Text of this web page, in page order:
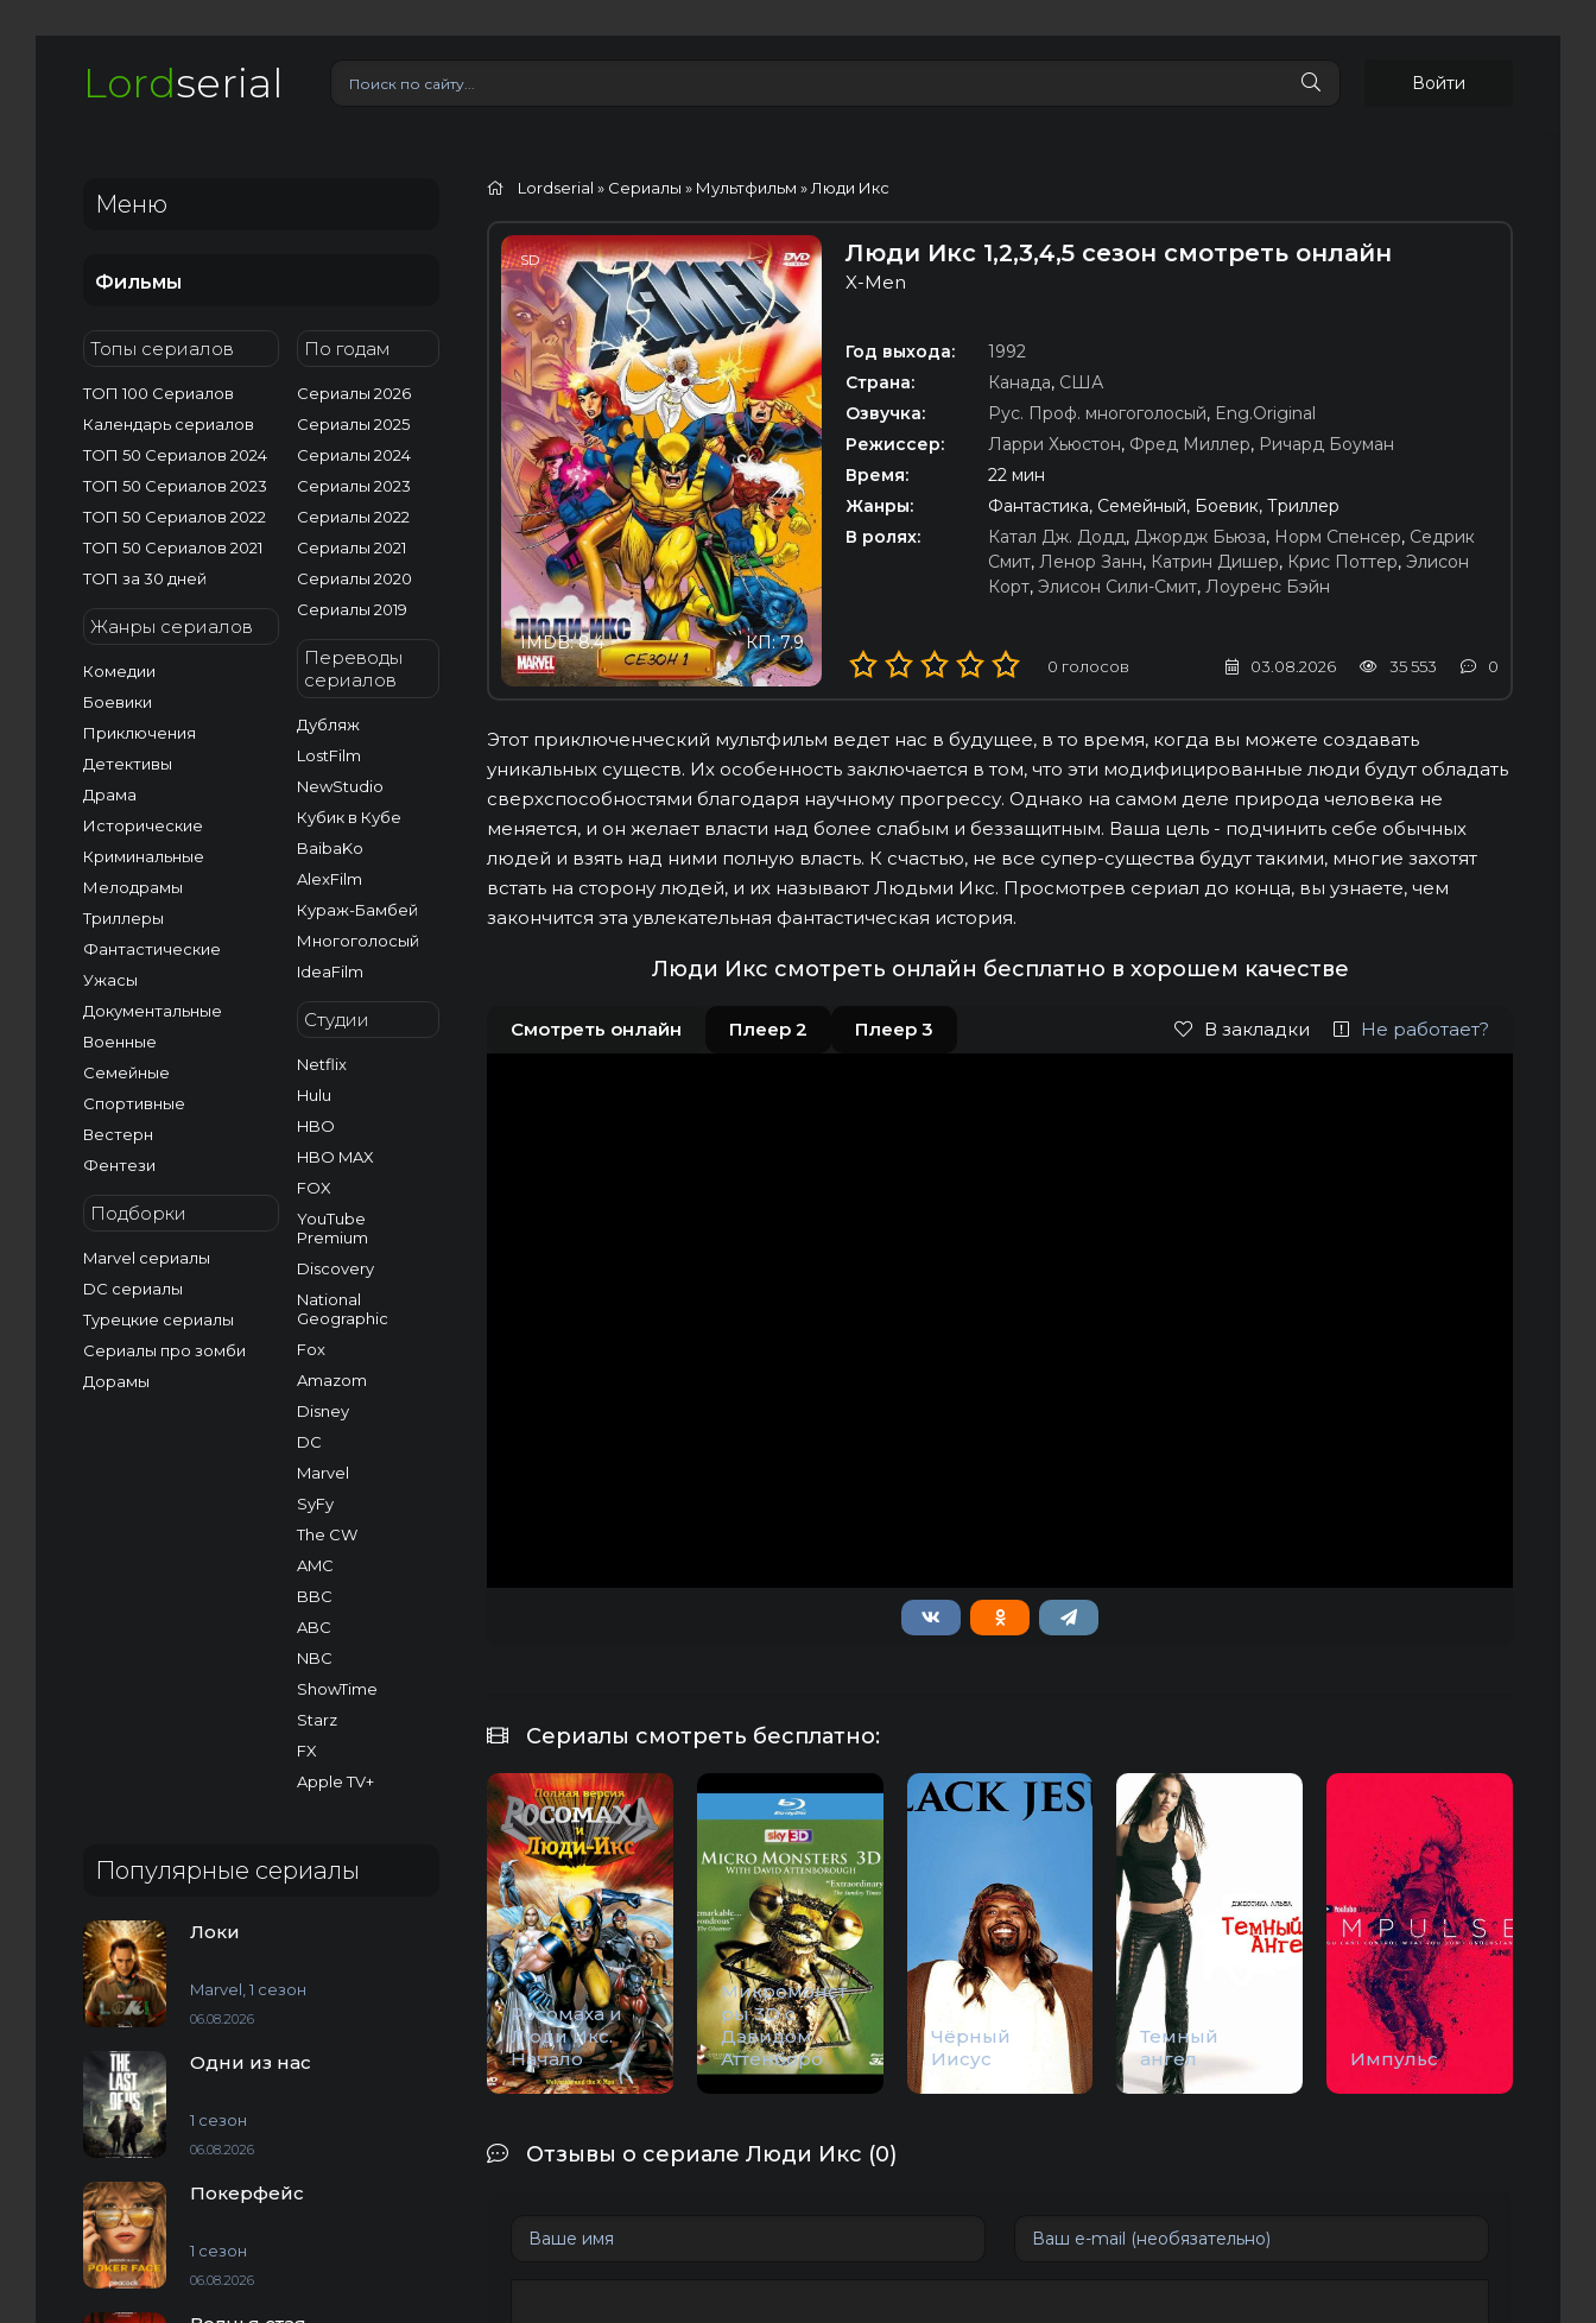
Lordserial Войти
Меню
Фильмы
Топы сериалов
ТОП 100 Сериалов
Календарь сериалов
ТОП 50 Сериалов 2024
ТОП 50 Сериалов 2023
ТОП 50 Сериалов 2022
ТОП 50 Сериалов 2021
ТОП за 30 дней
Жанры сериалов
Комедии
Боевики
Приключения
Детективы
Драма
Исторические
Криминальные
Мелодрамы
Триллеры
Фантастические
Ужасы
Документальные
Военные
Семейные
Спортивные
Вестерн
Фентези
Подборки
Marvel сериалы
DC сериалы
Турецкие сериалы
Сериалы про зомби
Дорамы
По годам
Сериалы 2026
Сериалы 2025
Сериалы 2024
Сериалы 2023
Сериалы 2022
Сериалы 2021
Сериалы 2020
Сериалы 2019
Переводы
сериалов
Дубляж
LostFilm
NewStudio
Кубик в Кубе
BaibaKo
AlexFilm
Кураж-Бамбей
Многоголосый
IdeaFilm
Студии
Netflix
Hulu
HBO
HBO MAX
FOX
YouTube
Premium
Discovery
National
Geographic
Fox
Amazom
Disney
DC
Marvel
SyFy
The CW
AMC
BBC
ABC
NBC
ShowTime
Starz
FX
Apple TV+
Популярные сериалы
Локи
Marvel, 1 сезон
06.08.2026
Одни из нас
1 сезон
06.08.2026
Покерфейс
1 сезон
06.08.2026
Lordserial » Сериалы » Мультфильм » Люди Икс
SD
КП: 7.9
IMDB: 8.4
Люди Икс 1,2,3,4,5 сезон смотреть онлайн
X-Men
Год выхода:
1992
Страна:
Канада, США
Озвучка:
Рус. Проф. многоголосый, Eng.Original
Режиссер:
Ларри Хьюстон, Фред Миллер, Ричард Боуман
Время:
22 мин
Жанры:
Фантастика, Семейный, Боевик, Триллер
В ролях:
Катал Дж. Додд, Джордж Бьюза, Норм Спенсер, Седрик
Смит, Ленор Занн, Катрин Дишер, Крис Поттер, Элисон
Корт, Элисон Сили-Смит, Лоуренс Бэйн
0 голосов 03.08.2026 35 553 0
Этот приключенческий мультфильм ведет нас в будущее, в то время, когда вы можете создавать
уникальных существ. Их особенность заключается в том, что эти модифицированные люди будут обладать
сверхспособностями благодаря научному прогрессу. Однако на самом деле природа человека не
меняется, и он желает власти над более слабым и беззащитным. Ваша цель - подчинить себе обычных
людей и взять над ними полную власть. К счастью, не все супер-существа будут такими, многие захотят
встать на сторону людей, и их называют Людьми Икс. Просмотрев сериал до конца, вы узнаете, чем
закончится эта увлекательная фантастическая история.
Люди Икс смотреть онлайн бесплатно в хорошем качестве
Смотреть онлайн Плеер 2 Плеер 3 В закладки Не работает?
Сериалы смотреть бесплатно:
Росомаха и
Люди Икс.
Начало
Микромонст
ры 3D с
Дэвидом
Аттенборо
Чёрный
Иисус
Темный
ангел
Импульс
Отзывы о сериале Люди Икс (0)